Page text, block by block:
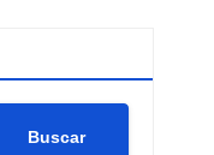
Buscar